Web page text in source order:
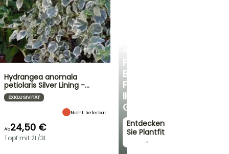
PERSÖNLICHE
BERATUNG
FÜR
IHREN
GARTEN
Entdecken
Sie Plantfit
→
Hydrangea anomala
petiolaris Silver Lining -…
EXKLUSIVITÄT
Nicht lieferbar
Ab24,50 €
Topf mit 2L/3L